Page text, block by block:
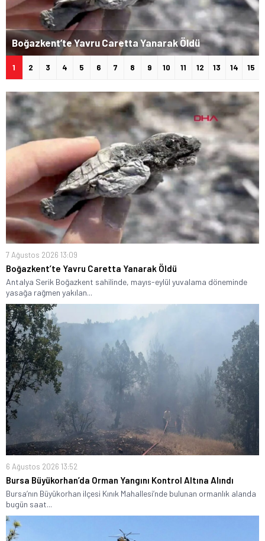
Boğazkent’te Yavru Caretta Yanarak Öldü
1 2 3 4 5 6 7 8 9 10 11 12 13 14 15
7 Ağustos 2026 13:09
Boğazkent’te Yavru Caretta Yanarak Öldü
Antalya Serik Boğazkent sahilinde, mayıs-eylül yuvalama döneminde
yasağa rağmen yakılan...
6 Ağustos 2026 13:52
Bursa Büyükorhan’da Orman Yangını Kontrol Altına Alındı
Bursa’nın Büyükorhan ilçesi Kınık Mahallesi’nde bulunan ormanlık alanda
bugün saat...